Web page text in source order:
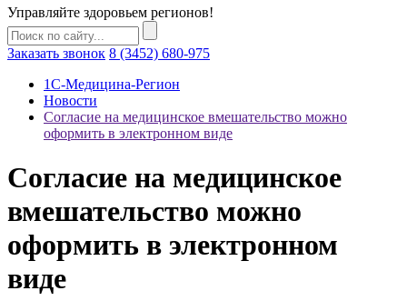
Управляйте здоровьем регионов!
Заказать звонок 8 (3452) 680-975
1C-Медицина-Регион
Новости
Согласие на медицинское вмешательство можно
оформить в электронном виде
Согласие на медицинское
вмешательство можно
оформить в электронном
виде